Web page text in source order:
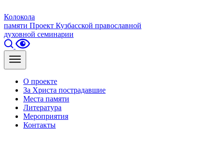
Колокола
памяти Проект Кузбасской православной
духовной семинарии
О проекте
За Христа пострадавшие
Места памяти
Литература
Мероприятия
Контакты